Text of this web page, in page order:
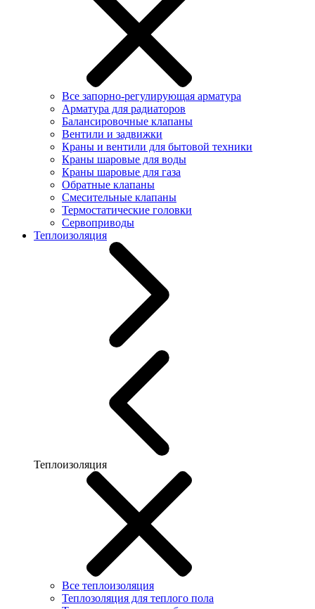
Все запорно-регулирующая арматура
Арматура для радиаторов
Балансировочные клапаны
Вентили и задвижки
Краны и вентили для бытовой техники
Краны шаровые для воды
Краны шаровые для газа
Обратные клапаны
Смесительные клапаны
Термостатические головки
Сервоприводы
Теплоизоляция
Теплоизоляция
Все теплоизоляция
Теплозоляция для теплого пола